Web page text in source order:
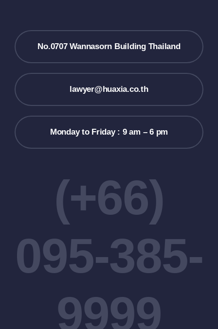
No.0707 Wannasorn Building Thailand
lawyer@huaxia.co.th
Monday to Friday : 9 am – 6 pm
(+66)
095-385-
9999